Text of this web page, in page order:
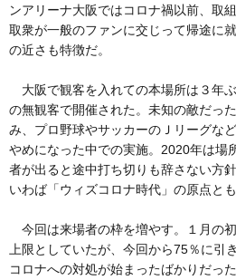
ンアリーナ大阪ではコロナ禍以前、取
取衆が一般のファンに交じって帰途に
の近さも特徴だ。
大阪で観客を入れての本場所は３年
の無観客で開催された。未知の敵だっ
み、プロ野球やサッカーのＪリーグな
やめになった中での実施。2020年は場
者が出ると途中打ち切りも辞さない方
いわば「ウィズコロナ時代」の原点とも
今回は来場者の枠を増やす。１月の
上限としていたが、今回から75％に引
コロナへの対処が始まったばかりだっ